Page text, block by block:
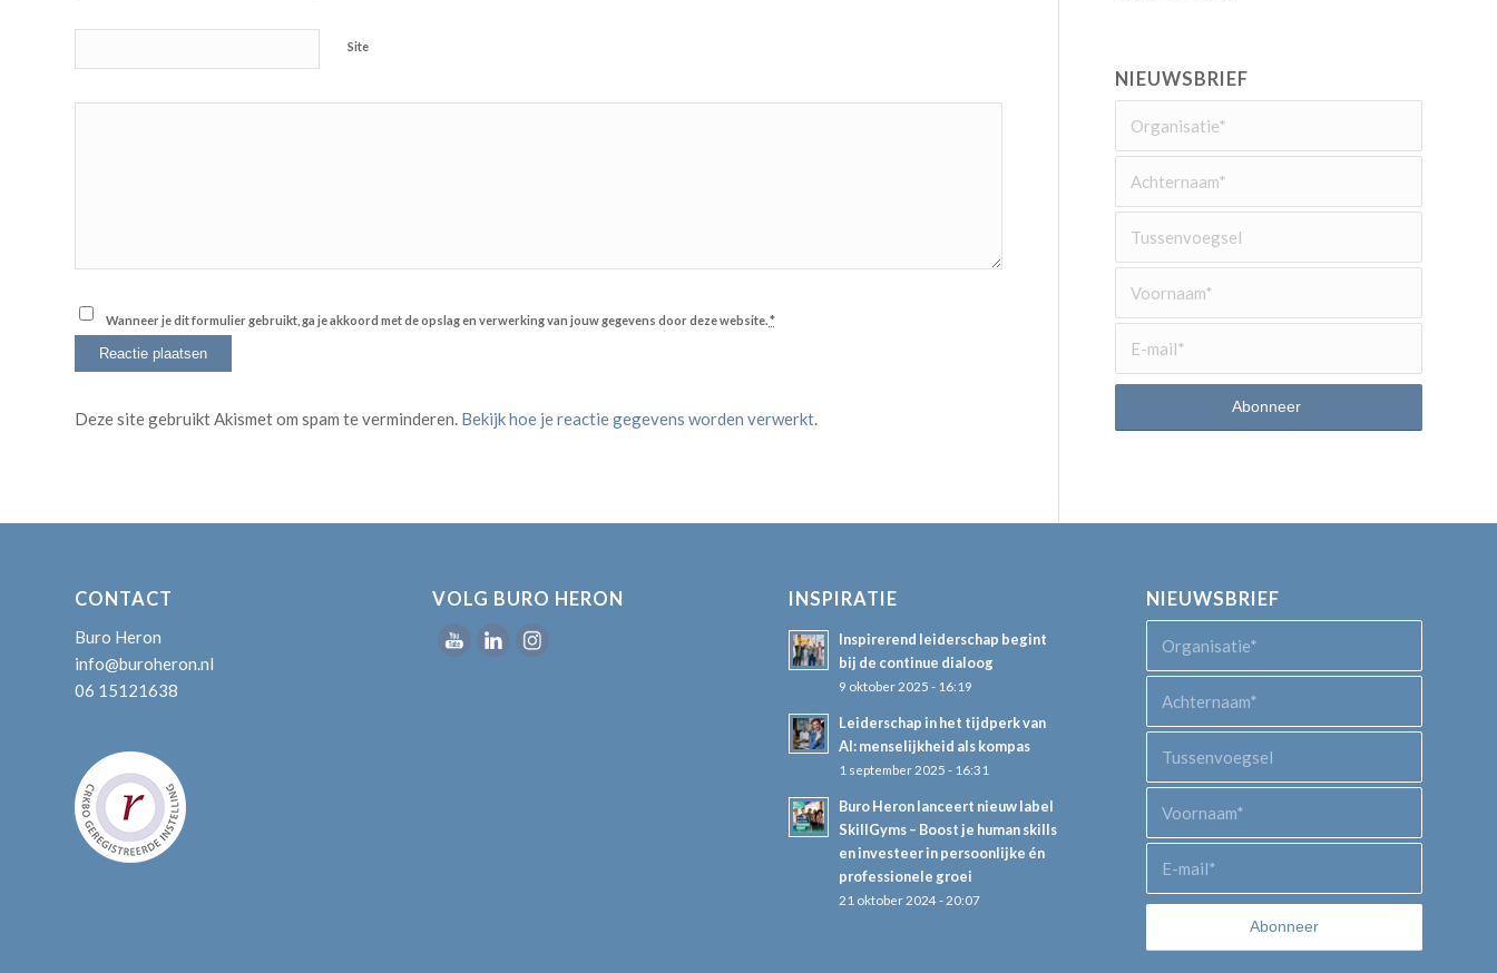
Site
Wanneer je dit formulier gebruikt, ga je akkoord met de opslag en verwerking van jouw gegevens door deze website. *
Deze site gebruikt Akismet om spam te verminderen. Bekijk hoe je reactie gegevens worden verwerkt
NIEUWSBRIEF
CONTACT
Buro Heron
info@buroheron.nl
06 15121638
VOLG BURO HERON INSPIRATIE
Inspirerend leiderschap begint
bij de continue dialoog
9 oktober 2025 - 16:19
Leiderschap in het tijdperk van
AI: menselijkheid als kompas
1 september 2025 - 16:31
Buro Heron lanceert nieuw label
SkillGyms – Boost je human skills
en investeer in persoonlijke én
professionele groei
21 oktober 2024 - 20:07
NIEUWSBRIEF